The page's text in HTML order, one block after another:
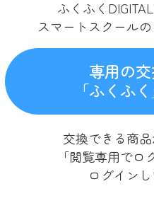
ふくふく
スマートスクール
専用の
「ふくふ
交換できる商
「閲覧専用で
ログインし